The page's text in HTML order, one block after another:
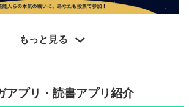
もっと見る
アプリ・読書アプリ紹介